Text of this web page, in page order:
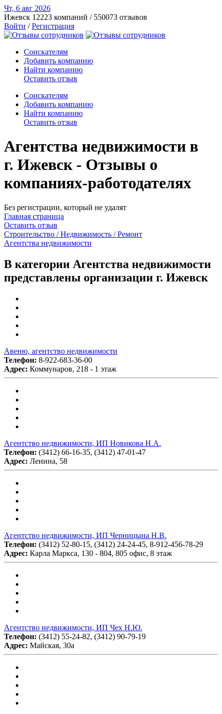
Чт, 6 авг 2026
Ижевск 12223 компаний / 550073 отзывов
Войти /Регистрация
Соискателям
Добавить компанию
Найти компанию
Оставить отзыв
Соискателям
Добавить компанию
Найти компанию
Оставить отзыв
Агентства недвижимости в
г. Ижевск - Отзывы о
компаниях-работодателях
Без регистрации, который не удалят
Главная страница
Оставить отзыв
Строительство / Недвижимость / Ремонт
Агентства недвижимости
В категории Агентства недвижимости
представлены организации г. Ижевск
Авеню, агентство недвижимости
Телефон: 8-922-683-36-00
Адрес: Коммунаров, 218 - 1 этаж
Агентство недвижимости, ИП Новикова Н.А.
Телефон: (3412) 66-16-35, (3412) 47-01-47
Адрес: Ленина, 58
Агентство недвижимости, ИП Черницына Н.В.
Телефон: (3412) 52-80-15, (3412) 24-24-45, 8-912-456-78-29
Адрес: Карла Маркса, 130 - 804, 805 офис, 8 этаж
Агентство недвижимости, ИП Чех Н.Ю.
Телефон: (3412) 55-24-82, (3412) 90-79-19
Адрес: Майская, 30а